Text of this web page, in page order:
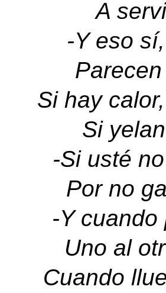
A
-Y eso
P
Si hay
Si
-Si usté
Por no
-Y
Uno al
Cuando